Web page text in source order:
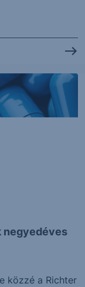
negyedéves
közzé a Richter